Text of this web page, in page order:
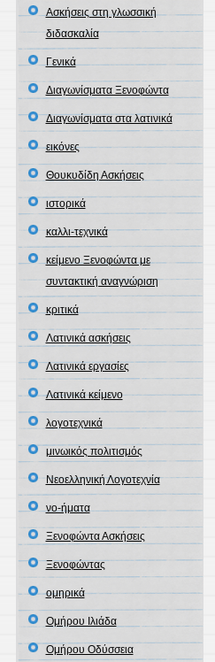
Ασκήσεις στη γλωσσική
διδασκαλία
Γενικά
Διαγωνίσματα Ξενοφώντα
Διαγωνίσματα στα λατινικά
εικόνες
Θουκυδίδη Ασκήσεις
ιστορικά
καλλι-τεχνικά
κείμενο Ξενοφώντα με
συντακτική αναγνώριση
κριτικά
Λατινικά ασκήσεις
Λατινικά εργασίες
Λατινικά κείμενο
λογοτεχνικά
μινωικός πολιτισμός
Νεοελληνική Λογοτεχνία
νο-ήματα
Ξενοφώντα Ασκήσεις
Ξενοφώντας
ομηρικά
Ομήρου Ιλιάδα
Ομήρου Οδύσσεια